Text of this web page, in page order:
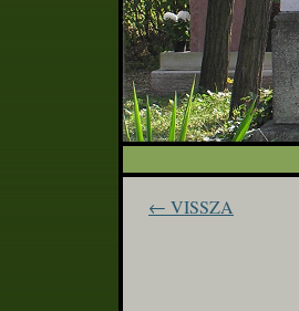
← VISSZA